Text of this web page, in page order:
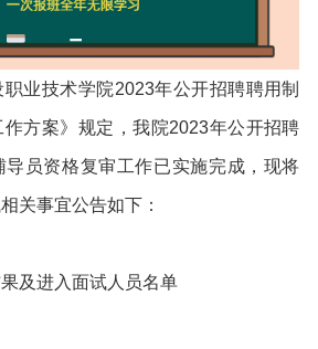
技术学院2023年公开招聘聘用制
作方案》规定，我院2023年公开招聘
员资格复审工作已实施完成，现将
关事宜公告如下：
进入面试人员名单